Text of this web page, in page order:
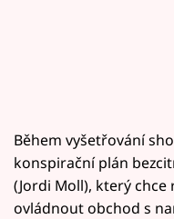
Během vyšetřování
konspirační plán
(Jordi Moll), který
ovládnout obchod s